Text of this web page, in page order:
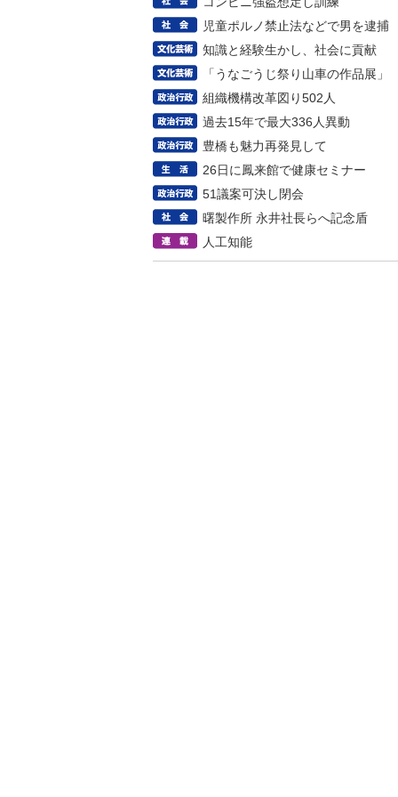
児童ポルノ禁止法などで男を逮捕
知識と経験生かし、社会に貢献
「うなごうじ祭り山車の作品展」
組織機構改革図り502人
過去15年で最大336人異動
豊橋も魅力再発見して
26日に鳳来館で健康セミナー
51議案可決し閉会
曙製作所 永井社長らへ記念盾
人工知能